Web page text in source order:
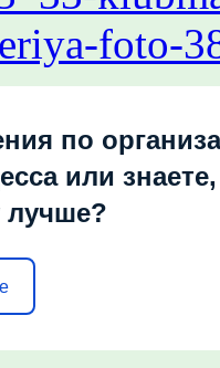
по
или знаете,
лучше?